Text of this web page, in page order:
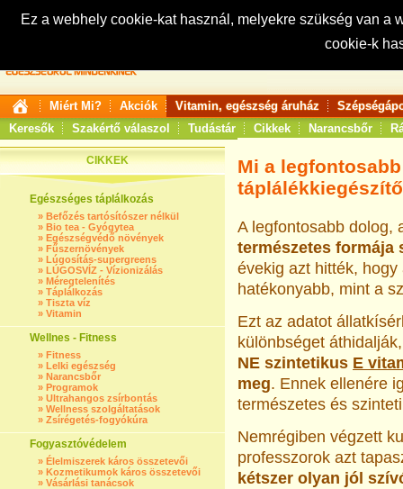
Ez a webhely cookie-kat használ, melyekre szükség van
cookie-k
Keresés:
Miért Mi? Akciók Vitamin, egészség áruház
Keresők
Szakértő válaszol Tudástár Cikkek Narancsbőr
CIKKEK
Egészséges táplálkozás
» Befőzés tartósítószer nélkül
» Bio tea - Gyógytea
» Egészségvédő növények
» Fűszernövények
» Lúgosítás-supergreens
» LÚGOSVÍZ - Vízionizálás
» Méregtelenítés
» Táplálkozás
» Tiszta víz
» Vitamin
Wellnes - Fitness
» Fitness
» Lelki egészség
» Narancsbőr
» Programok
» Ultrahangos zsírbontás
» Wellness szolgáltatások
» Zsírégetés-fogyókúra
Fogyasztóvédelem
» Élelmiszerek káros összetevői
» Kozmetikumok káros összetevői
» Vásárlási tanácsok
Mi a
A legfontosabb dolog,
természetes formája
évekig azt hitték,
hatékonyabb, mint a
Ezt az adatot
különbséget
NE szintetikus E
meg. Ennek ellenére
természetes és
Nemrégiben végzett
professzorok azt
kétszer olyan jól